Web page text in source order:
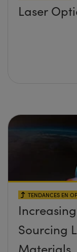
Laser
TENDANCES EN
Sourcing
Materials